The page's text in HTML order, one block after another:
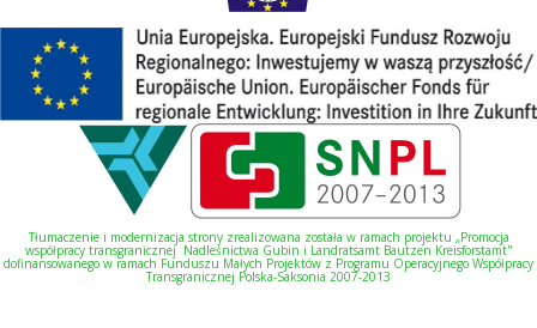
Tłumaczenie i modernizacja strony zrealizowana została w ramach projektu „Promocja
współpracy transgranicznej Nadleśnictwa Gubin i Landratsamt Bautzen Kreisforstamt"
dofinansowanego w ramach Funduszu Małych Projektów z Programu Operacyjnego Współpracy
Transgranicznej Polska-Saksonia 2007-2013